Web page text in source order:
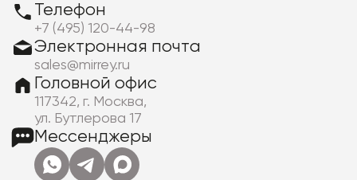
Телефон
+7 (495) 120-44-98
Электронная почта
sales@mirrey.ru
Головной офис
117342, г. Москва,
ул. Бутлерова 17
Мессенджеры